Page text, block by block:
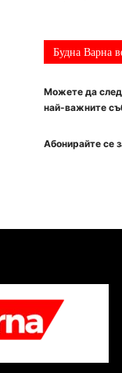
Будна Варна
Можете да
най-важните
Абонирайте се